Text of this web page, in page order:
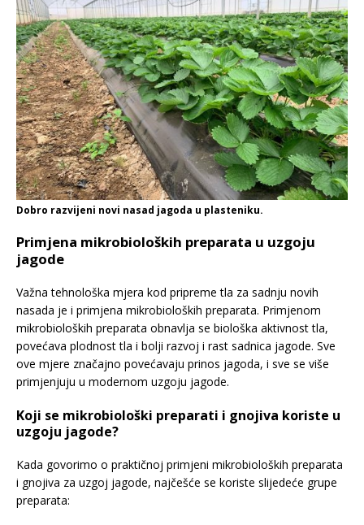
Dobro razvijeni novi nasad jagoda u plasteniku.
Primjena mikrobioloških preparata u uzgoju
jagode
Važna tehnološka mjera kod pripreme tla za sadnju novih
nasada je i primjena mikrobioloških preparata. Primjenom
mikrobioloških preparata obnavlja se biološka aktivnost tla,
povećava plodnost tla i bolji razvoj i rast sadnica jagode. Sve
ove mjere značajno povećavaju prinos jagoda, i sve se više
primjenjuju u modernom uzgoju jagode.
Koji se mikrobiološki preparati i gnojiva koriste u
uzgoju jagode?
Kada govorimo o praktičnoj primjeni mikrobioloških preparata
i gnojiva za uzgoj jagode, najčešće se koriste slijedeće grupe
preparata: